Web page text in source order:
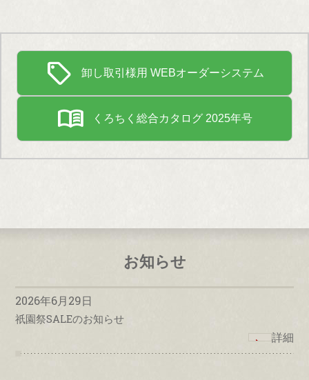
sell 卸し取引様用 WEBオーダーシステム
menu_book くろちく総合カタログ 2025年号
お知らせ
2026年6月29日
祇園祭SALEのお知らせ
詳細